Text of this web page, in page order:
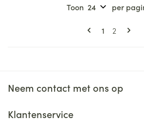
Pagina's
U lees
1 Pagina
2
Toon per
Neem contact met ons op
Klantenservice